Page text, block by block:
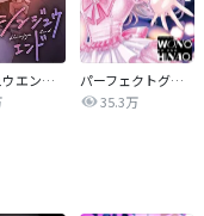
シンジュウエンド【タテヨミ】
パーフェクトグリッター
35.3万